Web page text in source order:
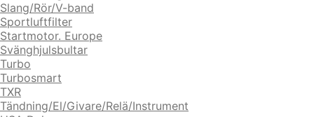
Slang/Rör/V-band
Sportluftfilter
Startmotor. Europe
Svänghjulsbultar
Turbo
Turbosmart
TXR
Tändning/El/Givare/Relä/Instrument